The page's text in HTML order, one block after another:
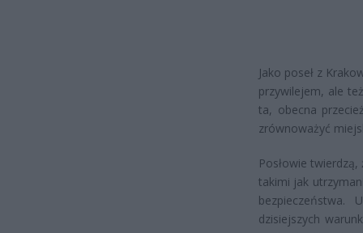
Jako poseł z
przywilejem, ale
ta, obecna
zrównoważyć
Posłowie
takimi jak
dzisiejszych